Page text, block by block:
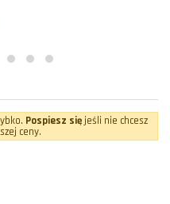
Pospiesz sięjeśli nie chcesz
ceny.